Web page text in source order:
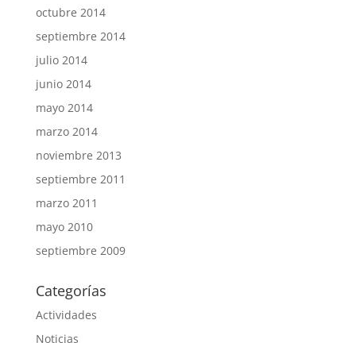
octubre 2014
septiembre 2014
julio 2014
junio 2014
mayo 2014
marzo 2014
noviembre 2013
septiembre 2011
marzo 2011
mayo 2010
septiembre 2009
Categorías
Actividades
Noticias